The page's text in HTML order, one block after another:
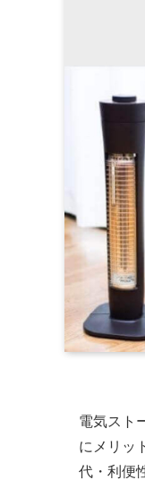
電気スト
にメリッ
代・利便